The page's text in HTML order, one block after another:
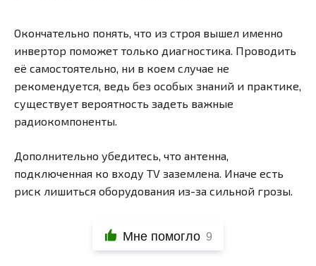
Окончательно понять, что из строя вышел именно
инвертор поможет только диагностика. Проводить
её самостоятельно, ни в коем случае не
рекомендуется, ведь без особых знаний и практике,
существует вероятность задеть важные
радиокомпоненты.
Дополнительно убедитесь, что антенна,
подключенная ко входу TV заземлена. Иначе есть
риск лишиться оборудования из-за сильной грозы.
Мне помогло 9